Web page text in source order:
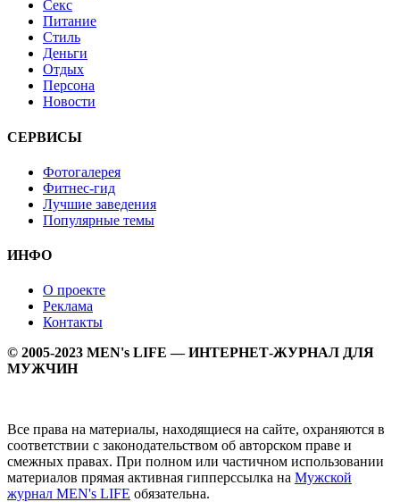
Секс
Питание
Стиль
Деньги
Отдых
Персона
Новости
СЕРВИСЫ
Фотогалерея
Фитнес-гид
Лучшие заведения
Популярные темы
ИНФО
О проекте
Реклама
Контакты
© 2005-2023 MEN's LIFE — ИНТЕРНЕТ-ЖУРНАЛ ДЛЯ
МУЖЧИН
Все права на материалы, находящиеся на сайте, охраняются в
соответствии с законодательством об авторском праве и
смежных правах. При полном или частичном использовании
материалов прямая активная гипперссылка на Мужской
журнал MEN's LIFE обязательна.